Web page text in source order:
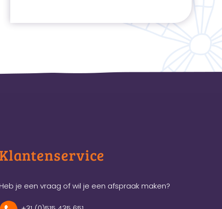
Klantenservice
je een vraag of wil je een afspraak maken?